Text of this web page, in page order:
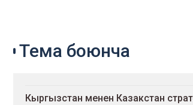
Тема боюнча
Кыргызстан менен Казакстан